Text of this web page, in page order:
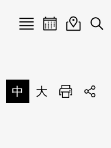
Menu
活動日曆活動地圖
展
中 大 列印